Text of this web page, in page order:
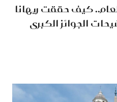
كيف حققت ريهانا
الجوائز الكبرى